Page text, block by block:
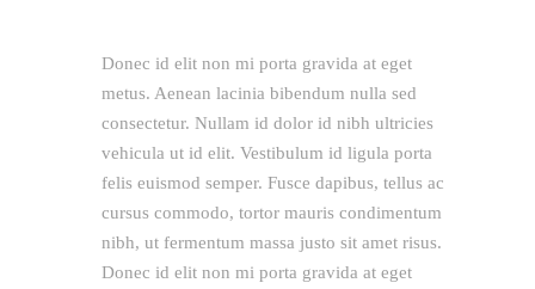
Donec id elit non mi porta gravida at eget
metus. Aenean lacinia bibendum nulla sed
consectetur. Nullam id dolor id nibh ultricies
vehicula ut id elit. Vestibulum id ligula porta
felis euismod semper. Fusce dapibus, tellus ac
cursus commodo, tortor mauris condimentum
nibh, ut fermentum massa justo sit amet risus.
Donec id elit non mi porta gravida at eget